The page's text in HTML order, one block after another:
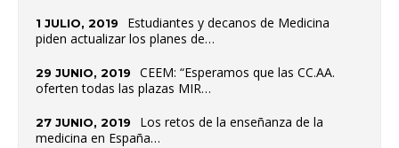
1 JULIO, 2019
Estudiantes y decanos de Medicina
piden actualizar los planes de…
29 JUNIO, 2019
CEEM: “Esperamos que las CC.AA.
oferten todas las plazas MIR…
27 JUNIO, 2019
Los retos de la enseñanza de la
medicina en España…